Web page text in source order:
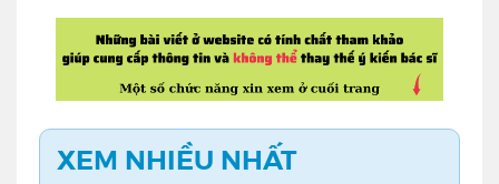
XEM NHIỀU NHẤT